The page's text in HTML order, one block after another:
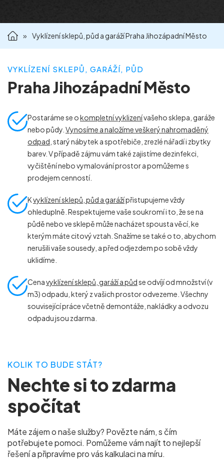
» Vyklízení sklepů, půd a garáží Praha Jihozápadní Město
VYKLÍZENÍ SKLEPŮ, GARÁŽÍ, PŮD
Praha Jihozápadní Město
Postaráme se okompletní vyklizenívašeho sklepa, garáže
nebo půdy. Vynosíme a naložíme veškerý nahromaděný
odpad , starý nábytek a spotřebiče, zrezlé nářadí i zbytky
barev. V případě zájmu vám také zajistíme dezinfekci,
vyčištění nebo vymalování prostor a pomůžeme s
prodejem cenností.
Kvyklízení sklepů, půd a garážípřistupujeme vždy
ohleduplně. Respektujeme vaše soukromí i to, že se na
půdě nebo ve sklepě může nacházet spousta věcí, ke
kterým máte citový vztah. Snažíme se také o to, abychom
nerušili vaše sousedy, a před odjezdem po sobě vždy
uklidíme.
Cenavyklízení sklepů, garáží a půdse odvíjí od množství (v
m3) odpadu, který z vašich prostor odvezeme. Všechny
související práce včetně demontáže, nakládky a odvozu
odpadu jsou zdarma.
KOLIK TO BUDE STÁT?
Nechte si to zdarma
spočítat
Máte zájem o naše služby? Povězte nám, s čím
potřebujete pomoci. Pomůžeme vám najít to nejlepší
řešení a připravíme pro vás kalkulaci na míru.